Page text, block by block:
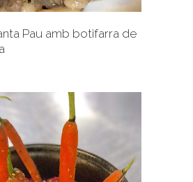
Pau amb botifarra de